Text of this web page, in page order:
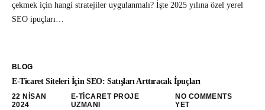
çekmek için hangi stratejiler uygulanmalı? İşte 2025 yılına özel yerel
SEO ipuçları…
BLOG
E-Ticaret Siteleri İçin SEO: Satışları Arttıracak İpuçları
22 NISAN
2024
E-TICARET PROJE
UZMANI
NO COMMENTS
YET